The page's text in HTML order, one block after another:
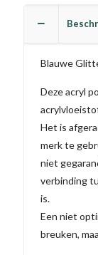
Blauwe
Deze acryl
Het is
merk te
niet
verbinding
is.
Een niet
breuken,